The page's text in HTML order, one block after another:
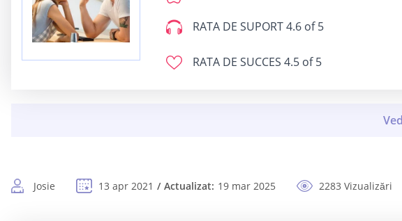
RATA DE SUPORT4.6 of 5
RATA DE SUCCES 4.5 of 5
Josie 13 apr 2021 Actualizat: 19 mar 2025 2283 Vizualizări